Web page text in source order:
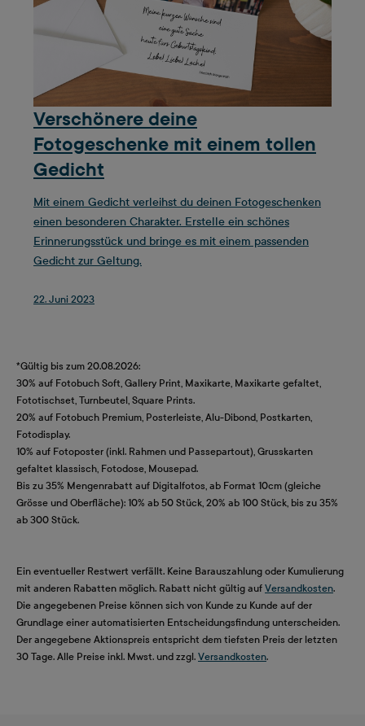
Verschönere deine
Fotogeschenke mit einem tollen
Gedicht
Mit einem Gedicht verleihst du deinen Fotogeschenken
einen besonderen Charakter. Erstelle ein schönes
Erinnerungsstück und bringe es mit einem passenden
Gedicht zur Geltung.
22. Juni 2023
*Gültig bis zum 20.08.2026:
30% auf Fotobuch Soft, Gallery Print, Maxikarte, Maxikarte gefaltet,
Fototischset, Turnbeutel, Square Prints.
20% auf Fotobuch Premium, Posterleiste, Alu-Dibond, Postkarten,
Fotodisplay.
10% auf Fotoposter (inkl. Rahmen und Passepartout), Grusskarten
gefaltet klassisch, Fotodose, Mousepad.
Bis zu 35% Mengenrabatt auf Digitalfotos, ab Format 10cm (gleiche
Grösse und Oberfläche): 10% ab 50 Stück, 20% ab 100 Stück, bis zu 35%
ab 300 Stück.
Ein eventueller Restwert verfällt. Keine Barauszahlung oder Kumulierung
mit anderen Rabatten möglich. Rabatt nicht gültig auf Versandkosten.
Die angegebenen Preise können sich von Kunde zu Kunde auf der
Grundlage einer automatisierten Entscheidungsfindung unterscheiden.
Der angegebene Aktionspreis entspricht dem tiefsten Preis der letzten
30 Tage. Alle Preise inkl. Mwst. und zzgl. Versandkosten.